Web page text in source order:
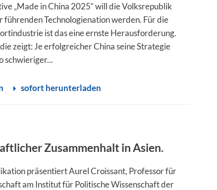
„Made in China 2025“ will die Volksrepublik
führenden Technologienation werden. Für die
ist das eine ernste Herausforderung.
zeigt: Je erfolgreicher China seine Strategie
schwieriger...
sofort herunterladen
Zusammenhalt in Asien.
präsentiert Aurel Croissant, Professor für
am Institut für Politische Wissenschaft der